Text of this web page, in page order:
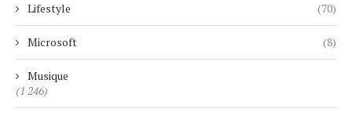
Lifestyle (70)
Microsoft (8)
Musique
(1 246)